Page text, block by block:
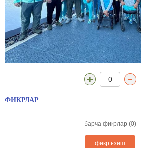
0
ФИКРЛАР
барча фикрлар (0)
фикр ёзиш